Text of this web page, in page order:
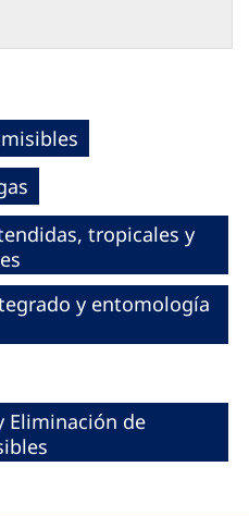
tropicales y
y entomología
Eliminación de